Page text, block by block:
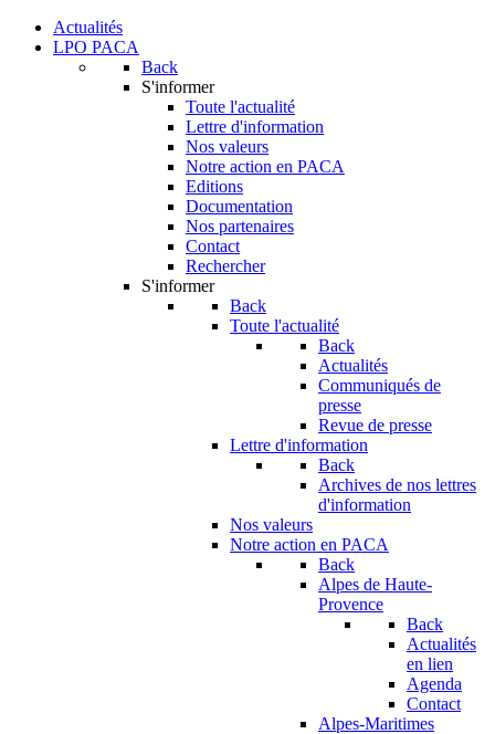
Actualités
LPO PACA
Back
S'informer
Toute l'actualité
Lettre d'information
Nos valeurs
Notre action en PACA
Editions
Documentation
Nos partenaires
Contact
Rechercher
S'informer
Back
Toute l'actualité
Back
Actualités
Communiqués de
presse
Revue de presse
Lettre d'information
Back
Archives de nos lettres
d'information
Nos valeurs
Notre action en PACA
Back
Alpes de Haute-
Provence
Back
Actualités
en lien
Agenda
Contact
Alpes-Maritimes